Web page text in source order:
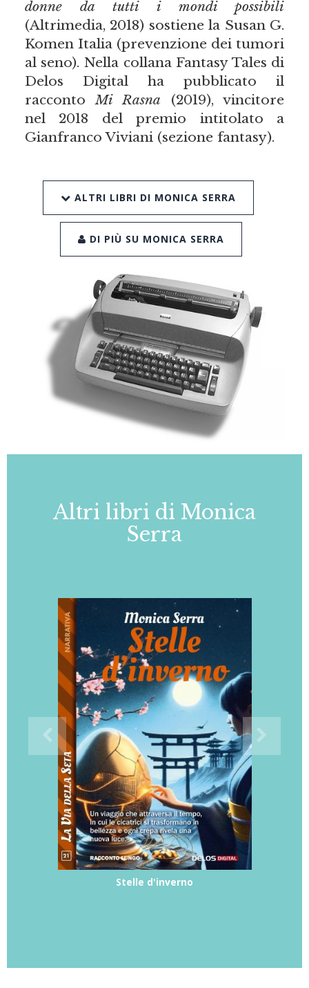
donne da tutti i mondi possibili
(Altrimedia, 2018) sostiene la Susan G.
Komen Italia (prevenzione dei tumori
al seno). Nella collana Fantasy Tales di
Delos Digital ha pubblicato il
raccontoMi Rasna (2019), vincitore
nel 2018 del premio intitolato a
Gianfranco Viviani (sezione fantasy).
ALTRI LIBRI DI MONICA SERRA
DI PIÙ SU MONICA SERRA
Altri libri di Monica
Serra
Stelle d'inverno